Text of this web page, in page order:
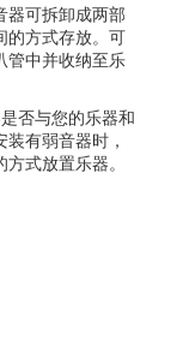
器可拆卸成两部
的方式存放。可
管中并收纳至乐
否与您的乐器和
有弱音器时，
式放置乐器。